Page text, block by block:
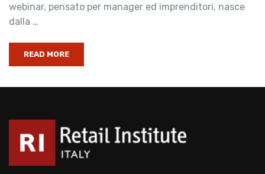
webinar, pensato per manager ed imprenditori, nasce
dalla …
READ MORE